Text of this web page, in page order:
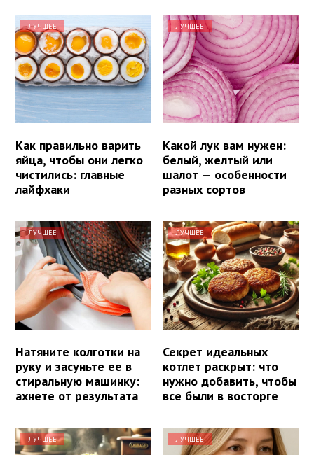
ЛУЧШЕЕ
Как правильно варить
яйца, чтобы они легко
чистились: главные
лайфхаки
ЛУЧШЕЕ
Какой лук вам нужен:
белый, желтый или
шалот — особенности
разных сортов
ЛУЧШЕЕ
Натяните колготки на
руку и засуньте ее в
стиральную машинку:
ахнете от результата
ЛУЧШЕЕ
Секрет идеальных
котлет раскрыт: что
нужно добавить, чтобы
все были в восторге
ЛУЧШЕЕ ЛУЧШЕЕ